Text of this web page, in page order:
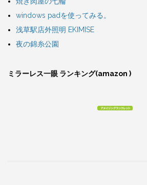
windows padを使ってみる。
浅草駅店外照明 EKIMISE
夜の錦糸公園
ミラーレス一眼 ランキング(amazon )